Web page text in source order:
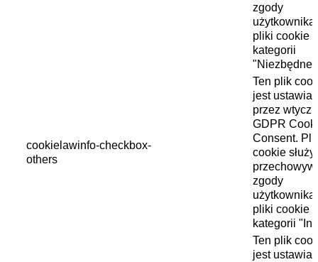
zgody
użytkownika
pliki cookie
kategorii
cookielawinfo-checkbox-
others
Ten plik
jest
przez
GDPR
Consent.
cookie służy
zgody
użytkownika
pliki cookie
kategorii
Ten plik
jest